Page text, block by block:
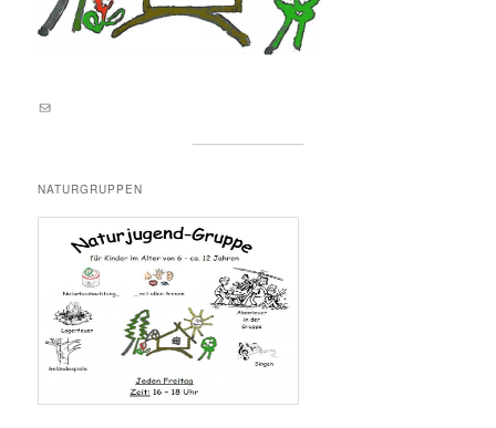
E-Mail an lernortnatur@yahoo.de
NATURGRUPPEN